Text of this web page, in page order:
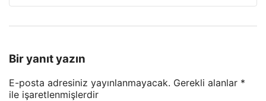
Bir yanıt yazın
E-posta adresiniz yayınlanmayacak. Gerekli alanlar *
ile işaretlenmişlerdir